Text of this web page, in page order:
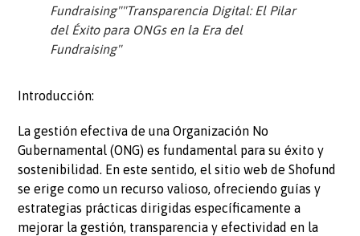
Fundraising""Transparencia Digital: El Pilar
del Éxito para ONGs en la Era del
Fundraising"
Introducción:
La gestión efectiva de una Organización No
Gubernamental (ONG) es fundamental para su éxito y
sostenibilidad. En este sentido, el sitio web de Shofund
se erige como un recurso valioso, ofreciendo guías y
estrategias prácticas dirigidas específicamente a
mejorar la gestión, transparencia y efectividad en la